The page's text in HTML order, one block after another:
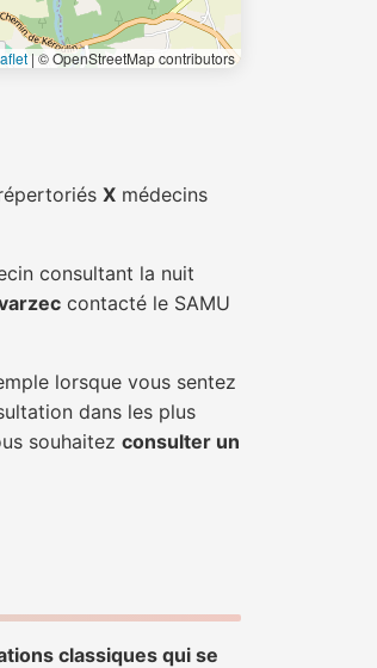
| © OpenStreetMap contributors
X médecins
consultant la nuit
contacté le SAMU
lorsque vous sentez
dans les plus
souhaitez consulter un
classiques qui se